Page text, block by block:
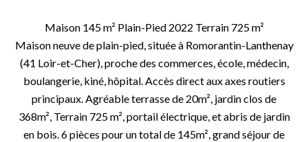
Maison 145 m² Plain-Pied 2022 Terrain 725 m²
Maison neuve de plain-pied, située à Romorantin-Lanthenay
(41 Loir-et-Cher), proche des commerces, école, médecin,
boulangerie, kiné, hôpital. Accès direct aux axes routiers
principaux. Agréable terrasse de 20m², jardin clos de
368m², Terrain 725 m², portail électrique, et abris de jardin
en bois. 6 pièces pour un total de 145m², grand séjour de